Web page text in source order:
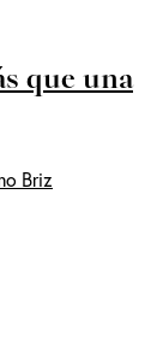
que una
Briz